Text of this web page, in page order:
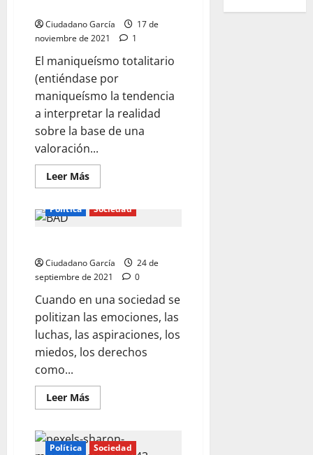
Ciudadano García
17 de
noviembre de 2021
1
El maniqueísmo totalitario
(entiéndase por
maniqueísmo la tendencia
a interpretar la realidad
sobre la base de una
valoración...
Leer MásLeer
más
EL
Política Sociedad
Ciudadano García
24 de
septiembre de 2021
0
Cuando en una sociedad se
politizan las emociones, las
luchas, las aspiraciones, los
miedos, los derechos
como...
Leer MásLeer
más
ASCO
Política Sociedad